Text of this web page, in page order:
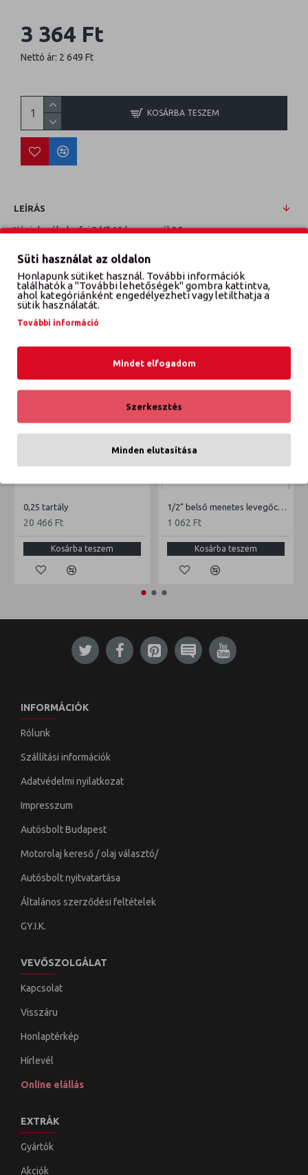
3 364 Ft
Nettó ár: 2 649 Ft
KOSÁRBA TESZEM
LEÍRÁS
Kézi dugókulcsfej 3/4" 12 lap normál 35mm
VÉLEMÉNYEK
0,25 tartály
20 466 Ft
Kosárba teszem
1/2" belső menetes levegőcsatlakozó
1 062 Ft
Kosárba teszem
INFORMÁCIÓK
Rólunk
Szállítási információk
Adatvédelmi nyilatkozat
Impresszum
Autósbolt Budapest
Motorolaj kereső / olaj választó/
Autósbolt nyitvatartása
Általános szerződési feltételek
GY.I.K.
VEVŐSZOLGÁLAT
Kapcsolat
Visszáru
Honlaptérkép
Hírlevél
Online elállás
EXTRÁK
Gyártók
Akciók
Süti használat az oldalon
Honlapunk sütiket használ. További információk
találhatók a "További lehetőségek" gombra kattintva,
ahol kategóriánként engedélyezheti vagy letilthatja a
sütik használatát.
További információ
Mindet elfogadom
Szerkesztés
Minden elutasítása